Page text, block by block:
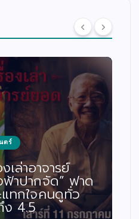
ร์
เปิดม่านเฟ้นหา
ฟอร์มยักษ์ “โจง
ดงมากความ
ะกรรมการระดับ